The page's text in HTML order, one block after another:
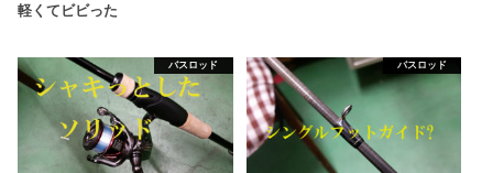
軽くてビビった
バスロッド バスロッド